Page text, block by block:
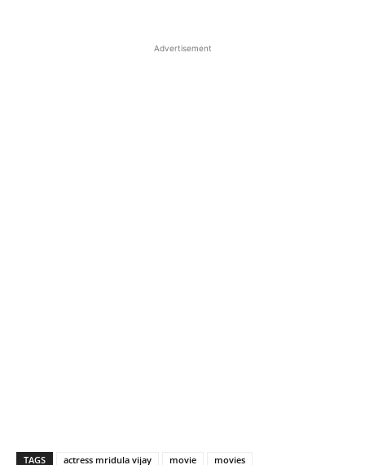
Advertisement
TAGS actress mridula vijay movie movies